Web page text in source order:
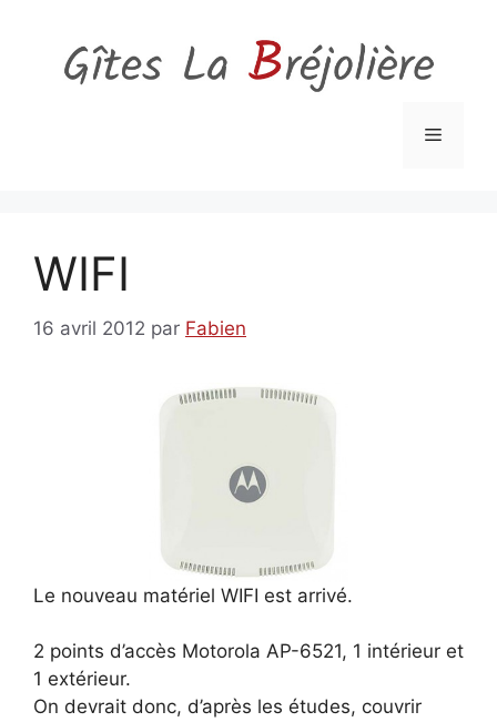
contenu
Menu
WIFI
16 avril 2012 par Fabien
Le nouveau matériel WIFI est arrivé.
2 points d’accès Motorola AP-6521, 1 intérieur et
1 extérieur.
On devrait donc, d’après les études, couvrir